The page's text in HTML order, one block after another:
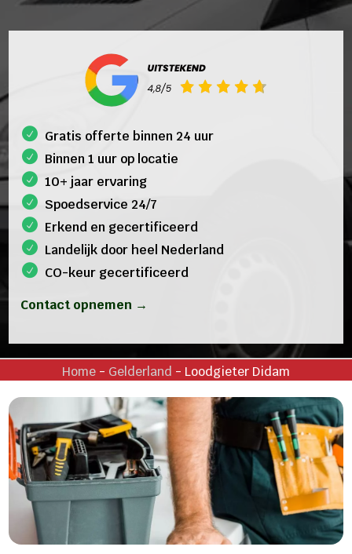
Gratis offerte binnen 24 uur
Binnen 1 uur op locatie
10+ jaar ervaring
Spoedservice 24/7
Erkend en gecertificeerd
Landelijk door heel Nederland
CO-keur gecertificeerd
Contact opnemen →
Home- Gelderland - Loodgieter Didam